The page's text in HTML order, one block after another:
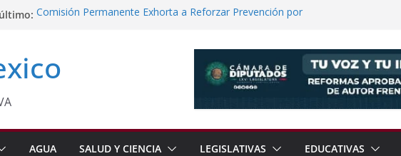
Comisión Permanente Exhorta a Reforzar Prevención por
Javier Saldaña Fortalece Aspiración con Multitudinario Evento
Reconoce ANTAD Morelos Estrategias de Seguridad de la
Siembra de 6.6 Millones de Árboles
AGUA SALUD Y CIENCIA LEGISLATIVAS EDUCATIVAS